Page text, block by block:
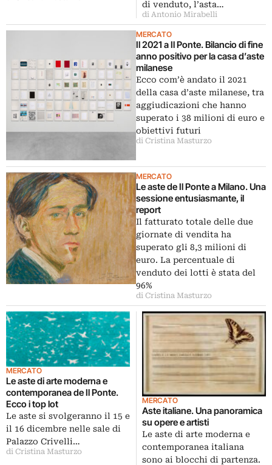
di venduto, l’asta…
di Antonio Mirabelli
MERCATO
Il 2021 a Il Ponte. Bilancio di fine
anno positivo per la casa d’aste
milanese
Ecco com’è andato il 2021
della casa d’aste milanese, tra
aggiudicazioni che hanno
superato i 38 milioni di euro e
obiettivi futuri
di Cristina Masturzo
MERCATO
Le aste de Il Ponte a Milano. Una
sessione entusiasmante, il
report
Il fatturato totale delle due
giornate di vendita ha
superato gli 8,3 milioni di
euro. La percentuale di
venduto dei lotti è stata del
96%
di Cristina Masturzo
MERCATO
Le aste di arte moderna e
contemporanea de Il Ponte.
Ecco i top lot
Le aste si svolgeranno il 15 e
il 16 dicembre nelle sale di
Palazzo Crivelli…
di Cristina Masturzo
MERCATO
Aste italiane. Una panoramica
su opere e artisti
Le aste di arte moderna e
contemporanea italiana
sono ai blocchi di partenza.